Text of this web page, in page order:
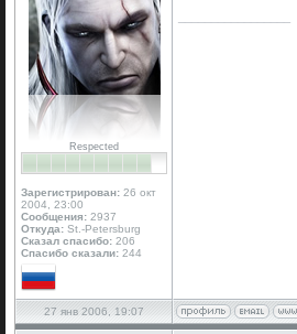
Respected
Зарегистрирован: 26 окт
2004, 23:00
Сообщения: 2937
Откуда: St.-Petersburg
Сказал спасибо: 206
Спасибо сказали: 244
27 янв 2006, 19:07